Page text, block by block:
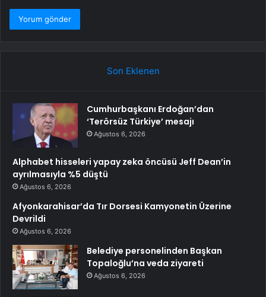
Son Eklenen
Cumhurbaşkanı Erdoğan’dan
‘Terörsüz Türkiye’ mesajı
Ağustos 6, 2026
Alphabet hisseleri yapay zeka öncüsü Jeff Dean’in
ayrılmasıyla %5 düştü
Ağustos 6, 2026
Afyonkarahisar’da Tır Dorsesi Kamyonetin Üzerine
Devrildi
Ağustos 6, 2026
Belediye personelinden Başkan
Topaloğlu’na veda ziyareti
Ağustos 6, 2026